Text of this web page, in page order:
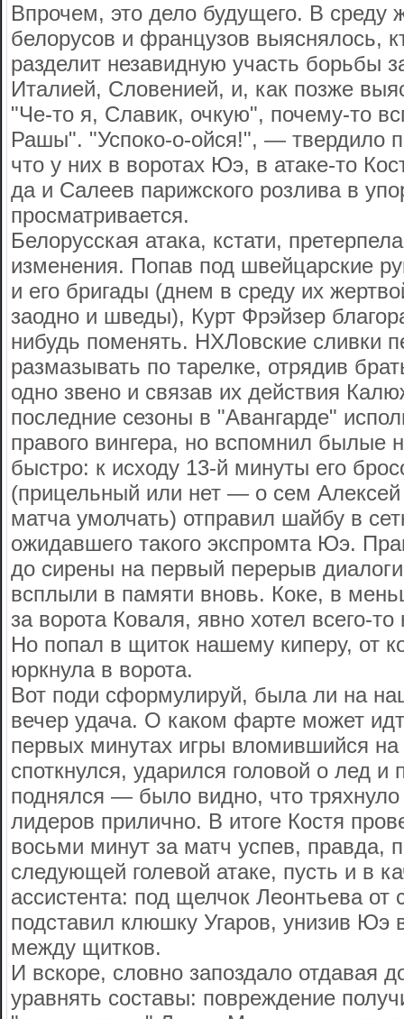
Впрочем, это дело будущего. В среду
белорусов и французов выяснялось,
разделит незавидную участь борьбы
Италией, Словенией, и, как позже
"Че-то я, Славик, очкую", почему-то
Рашы". "Успоко-о-ойся!", — твердило
что у них в воротах Юэ, в атаке-то
да и Салеев парижского розлива в
просматривается.
Белорусская атака, кстати,
изменения. Попав под швейцарские
и его бригады (днем в среду их
заодно и шведы), Курт Фрэйзер
нибудь поменять. НХЛовские сливки
размазывать по тарелке, отрядив
одно звено и связав их действия
последние сезоны в "Авангарде"
правого вингера, но вспомнил былые
быстро: к исходу 13-й минуты его
(прицельный или нет — о сем Алексей
матча умолчать) отправил шайбу в
ожидавшего такого экспромта Юэ.
до сирены на первый перерыв
всплыли в памяти вновь. Коке, в
за ворота Коваля, явно хотел всего-
Но попал в щиток нашему киперу, от
юркнула в ворота.
Вот поди сформулируй, была ли на
вечер удача. О каком фарте может
первых минутах игры вломившийся на
споткнулся, ударился головой о лед и
поднялся — было видно, что тряхнуло
лидеров прилично. В итоге Костя
восьми минут за матч успев, правда,
следующей голевой атаке, пусть и в
ассистента: под щелчок Леонтьева от
подставил клюшку Угаров, унизив Юэ
между щитков.
И вскоре, словно запоздало отдавая
уравнять составы: повреждение